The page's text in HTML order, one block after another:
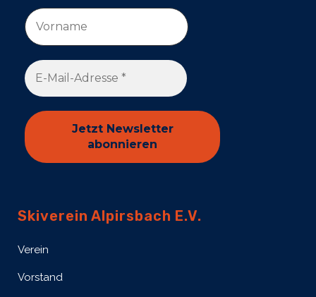
Skiverein Alpirsbach E.V.
Verein
Vorstand